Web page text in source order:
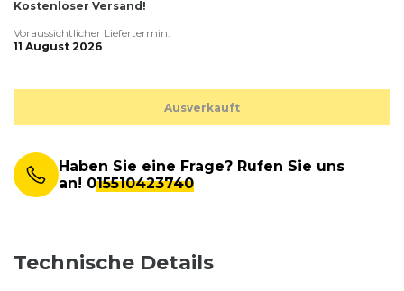
Kostenloser Versand!
Voraussichtlicher Liefertermin:
11 August 2026
Ausverkauft
Haben Sie eine Frage? Rufen Sie uns
an! 015510423740
Technische Details